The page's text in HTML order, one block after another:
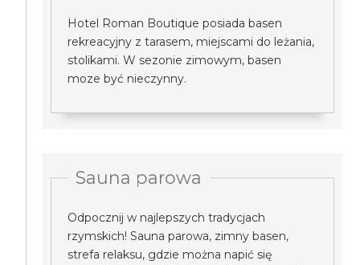
Hotel Roman Boutique posiada basen
rekreacyjny z tarasem, miejscami do leżania,
stolikami. W sezonie zimowym, basen
moze być nieczynny.
Sauna parowa
Odpocznij w najlepszych tradycjach
rzymskich! Sauna parowa, zimny basen,
strefa relaksu, gdzie można napić się